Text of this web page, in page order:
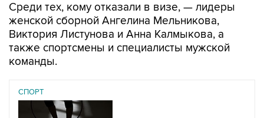
Среди тех, кому отказали в визе, — лидеры
женской сборной Ангелина Мельникова,
Виктория Листунова и Анна Калмыкова, а
также спортсмены и специалисты мужской
команды.
СПОРТ